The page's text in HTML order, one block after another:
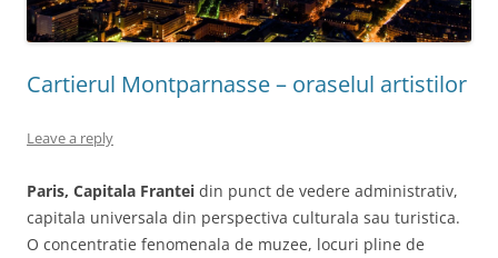
Cartierul Montparnasse – oraselul artistilor
Leave a reply
Paris, Capitala Frantei din punct de vedere administrativ,
capitala universala din perspectiva culturala sau turistica.
O concentratie fenomenala de muzee, locuri pline de